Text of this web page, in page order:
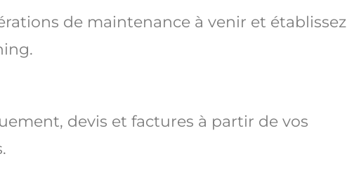
de maintenance à venir et établissez
devis et factures à partir de vos